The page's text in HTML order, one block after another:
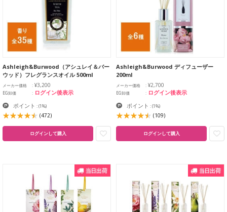
Ashleigh&Burwood（アシュレイ＆バー
ウッド）フレグランスオイル 500ml
メーカー価格 ¥3,200
EG卸価 ログイン後表示
ポイント :(1%)
(472)
ログインして購入
Ashleigh&Burwood ディフューザー
200ml
メーカー価格 ¥2,700
EG卸価 ログイン後表示
ポイント :(1%)
(109)
ログインして購入